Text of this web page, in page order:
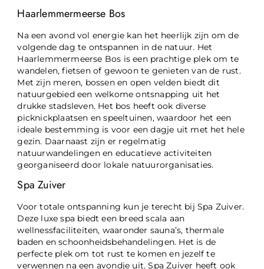
Haarlemmermeerse Bos
Na een avond vol energie kan het heerlijk zijn om de
volgende dag te ontspannen in de natuur. Het
Haarlemmermeerse Bos is een prachtige plek om te
wandelen, fietsen of gewoon te genieten van de rust.
Met zijn meren, bossen en open velden biedt dit
natuurgebied een welkome ontsnapping uit het
drukke stadsleven. Het bos heeft ook diverse
picknickplaatsen en speeltuinen, waardoor het een
ideale bestemming is voor een dagje uit met het hele
gezin. Daarnaast zijn er regelmatig
natuurwandelingen en educatieve activiteiten
georganiseerd door lokale natuurorganisaties.
Spa Zuiver
Voor totale ontspanning kun je terecht bij Spa Zuiver.
Deze luxe spa biedt een breed scala aan
wellnessfaciliteiten, waaronder sauna’s, thermale
baden en schoonheidsbehandelingen. Het is de
perfecte plek om tot rust te komen en jezelf te
verwennen na een avondje uit. Spa Zuiver heeft ook